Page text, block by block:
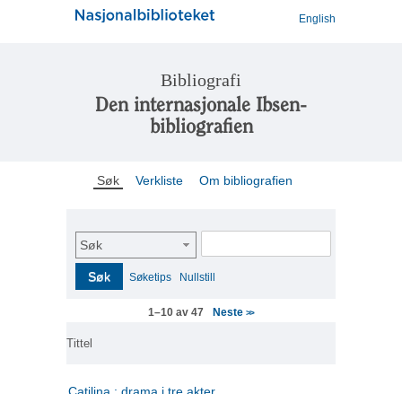
English
Bibliografi
Den internasjonale Ibsen-
bibliografien
Søk Verkliste Om bibliografien
Søk
Søk Søketips Nullstill
1–10 av 47 Neste>>
Tittel